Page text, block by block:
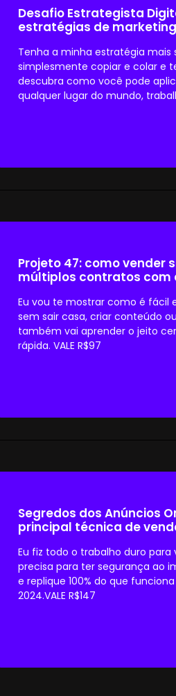
Desafio Estrategista
estratégias de
Tenha a minha estratégia mais
simplesmente copiar e colar e
descubra como você pode
qualquer lugar do mundo,
Projeto 47: como vender
múltiplos contratos com
Eu vou te mostrar como é fácil
sem sair casa, criar conteúdo
também vai aprender o jeito
rápida. VALE R$97
Segredos dos Anúncios
principal técnica de
Eu fiz todo o trabalho duro
precisa para ter segurança ao
e replique 100% do que
2024.VALE R$147